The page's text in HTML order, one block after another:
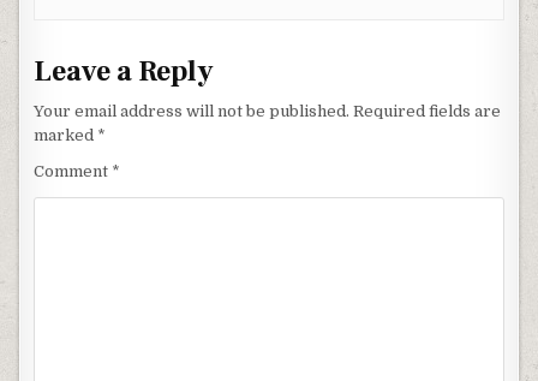
Leave a Reply
Your email address will not be published. Required fields are
marked *
Comment *